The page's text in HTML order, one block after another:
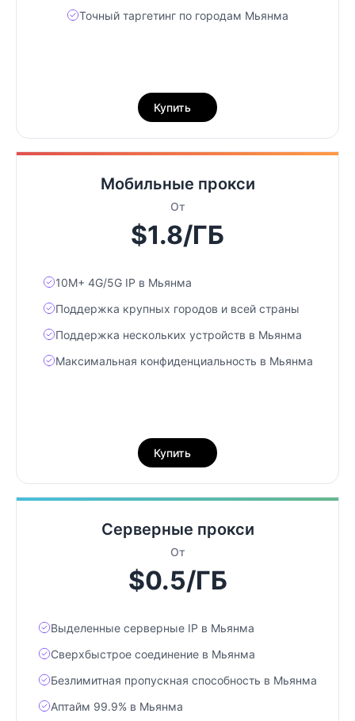
Точный таргетинг по городам Мьянма
Купить
Мобильные прокси
От
$1.8/ГБ
10М+ 4G/5G IP в Мьянма
Поддержка крупных городов и всей страны
Поддержка нескольких устройств в Мьянма
Максимальная конфиденциальность в Мьянма
Купить
Серверные прокси
От
$0.5/ГБ
Выделенные серверные IP в Мьянма
Сверхбыстрое соединение в Мьянма
Безлимитная пропускная способность в Мьянма
Аптайм 99.9% в Мьянма